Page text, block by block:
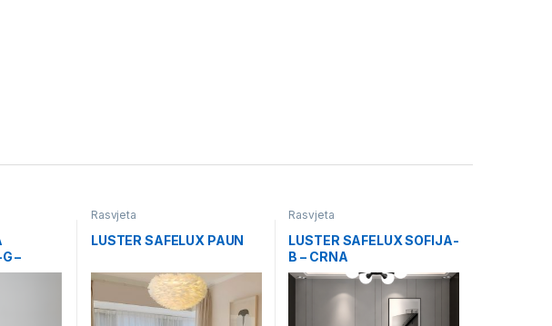
–
Rasvjeta
LUSTER SAFELUX PAUN
Rasvjeta
LUSTER SAFELUX SOFIJA-
B – CRNA